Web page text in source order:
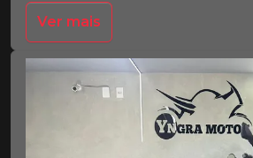
Ver mais